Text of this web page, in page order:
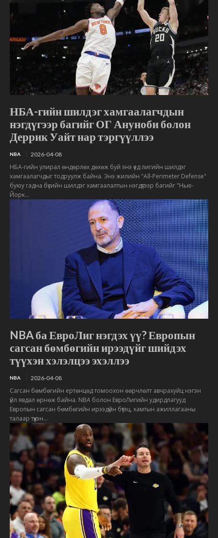
НБА-гийн шилдэг хамгаалагчдын
нэгдүгээр багийг ОГ Ануноби болон
Деррик Уайт нар тэргүүллээ
NBA 2026-04-08
НБА-гийн улирал өндөрлөх дөхөж буй энэ үед лигийн шилдэг
хамгаалагчдыг тодруулж байна. Энэ жилийн "All-Perimeter Defense"
буюу гадна бүсийн шилдэг хамгаалалтын нэгдүгээр багийг "Нью-
Йорк...
NBA ба ЕвроЛиг нэгдэх үү? Европын
сагсан бөмбөгийн ирээдүйг шийдэх
түүхэн хэлэлцээ эхэллээ
NBA 2026-04-08
Сагсан бөмбөгийн ертөнцөд томоохон өөрчлөлт авчрахуйц нэгэн
үйл явдал өрнөж байна. NBA болон ЕвроЛигийн удирдлагууд
Европын сагсан бөмбөгийн ирээдүйн бүтэц, хамтын ажиллагааны
талаар түүхэн...